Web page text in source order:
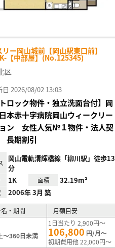
ー岡山城前【岡山駅東口前】
【中部屋】(No.125345)
区
日 2026/08/02 13:03
トロック物件・独立洗面台付】岡
本赤十字病院岡山ウィークリー
ン 女性人気№１物件・法人契
長期割引
岡山電軌清輝橋線「柳川駅」徒歩13
分
1K 面積 32.19m²
2006年 3月 築
・期間 月額目安
～360日未満
1日当たり 2,900円～
106,800 円/月～
初期費用他 22,000円～